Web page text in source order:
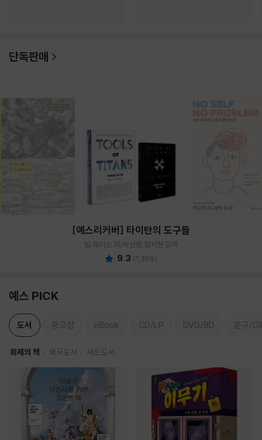
단독판매
[예스리커버] 타이탄의 도구들
팀 페리스 저/박선령,정지현 공역
9.3 (1,396)
예스 PICK
도서 중고샵 eBook CD/LP DVD/BD 문구/
화제의 책 외국도서 세트도서